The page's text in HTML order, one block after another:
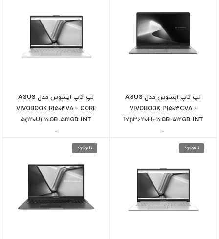
لپ تاپ ایسوس مدل ASUS
VIVOBOOK P1503CVA -
I7(13620H)-16GB-512GB-INT
-
لپ تاپ ایسوس مدل ASUS
VIVOBOOK R1504VA - CORE
5(120U)-16GB-512GB-INT
-
ناموجود ناموجود